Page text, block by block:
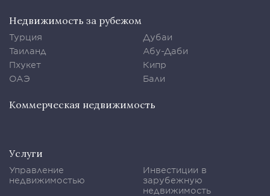
Недвижимость за рубежом
Турция
Таиланд
Пхукет
ОАЭ
Дубаи
Абу-Даби
Кипр
Бали
Коммерческая недвижимость
Услуги
Управление
недвижимостью
Инвестиции в
зарубежную
недвижимость